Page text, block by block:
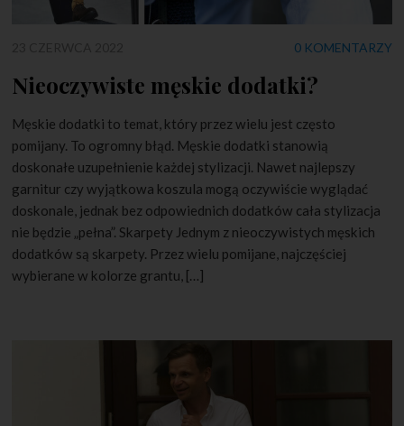
0 KOMENTARZY
Nieoczywiste męskie dodatki?
Męskie dodatki to temat, który przez wielu jest często
pomijany. To ogromny błąd. Męskie dodatki stanowią
doskonałe uzupełnienie każdej stylizacji. Nawet najlepszy
garnitur czy wyjątkowa koszula mogą oczywiście wyglądać
doskonale, jednak bez odpowiednich dodatków cała stylizacja
nie będzie „pełna”. Skarpety Jednym z nieoczywistych męskich
dodatków są skarpety. Przez wielu pomijane, najczęściej
wybierane w kolorze grantu, […]